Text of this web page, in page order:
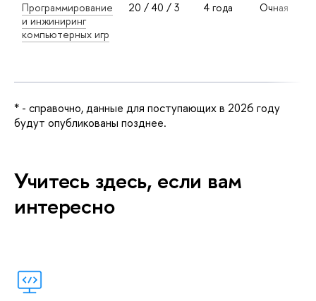
Программирование
и инжиниринг
компьютерных игр
20 / 40 / 3 4 года Очная
* - справочно, данные для поступающих в 2026 году
будут опубликованы позднее.
Название программы
Количество
Срок
Машинное
Компьютерные науки
Математика и механика
Физика полупроводников
Учитесь здесь, если вам
интересно